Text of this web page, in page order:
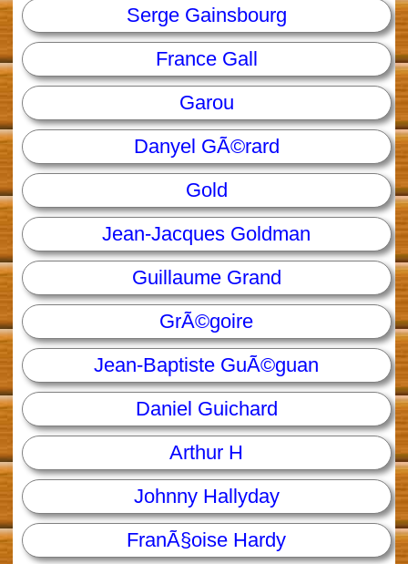
Serge Gainsbourg
France Gall
Garou
Danyel GÃ©rard
Gold
Jean-Jacques Goldman
Guillaume Grand
GrÃ©goire
Jean-Baptiste GuÃ©guan
Daniel Guichard
Arthur H
Johnny Hallyday
FranÃ§oise Hardy